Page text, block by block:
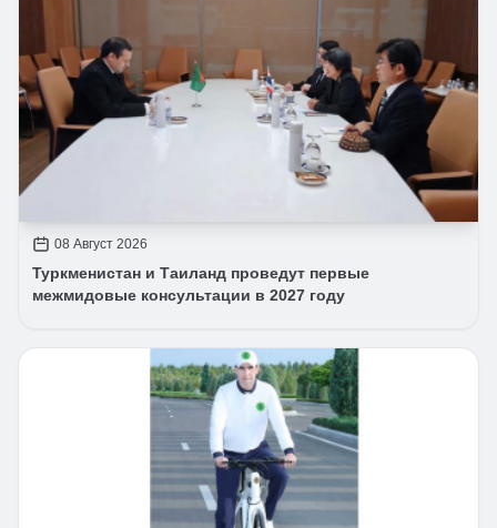
08 Август 2026
Туркменистан и Таиланд проведут первые
межмидовые консультации в 2027 году